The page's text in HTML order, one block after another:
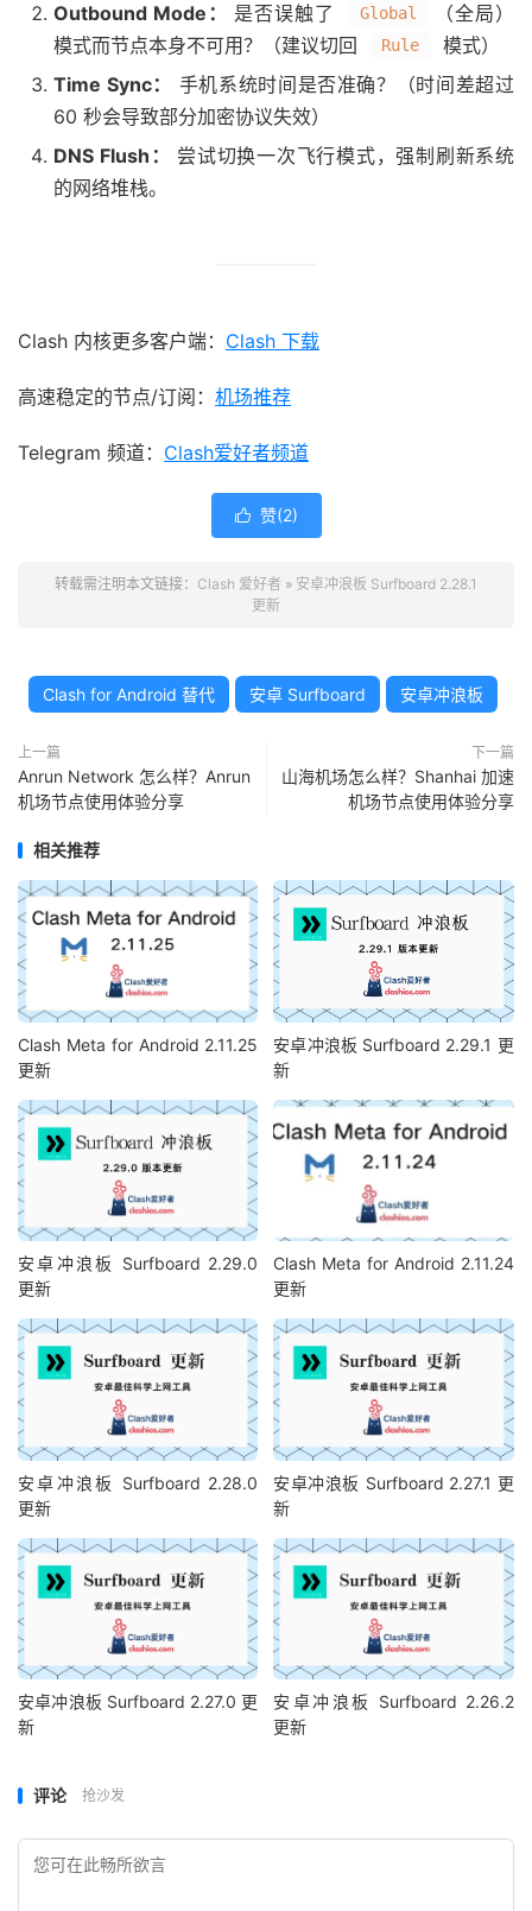
Outbound Mode：
是否误触了 Global
（全局）
模式而节点本身不可用？（建议切回
Rule
模式）
Time Sync：
手机系统时间是否准确？（时间差超过
60 秒会导致部分加密协议失效）
DNS Flush：
尝试切换一次飞行模式，强制刷新系统
的网络堆栈。
Clash 内核更多客户端： Clash 下载
高速稳定的节点/订阅： 机场推荐
Telegram 频道： Clash爱好者频道
 赞(2)
转载需注明本文链接： Clash 爱好者 » 安卓冲浪板 Surfboard 2.28.1
更新
Clash for Android 替代 安卓 Surfboard 安卓冲浪板
上一篇
Anrun Network 怎么样？Anrun
机场节点使用体验分享
下一篇
山海机场怎么样？Shanhai 加速
机场节点使用体验分享
相关推荐
Clash Meta for Android 2.11.25
更新
安卓冲浪板 Surfboard 2.29.1 更
新
安卓冲浪板 Surfboard 2.29.0
更新
Clash Meta for Android 2.11.24
更新
安卓冲浪板 Surfboard 2.28.0
更新
安卓冲浪板 Surfboard 2.27.1 更
新
安卓冲浪板 Surfboard 2.27.0 更
新
安卓冲浪板 Surfboard 2.26.2
更新
评论 抢沙发